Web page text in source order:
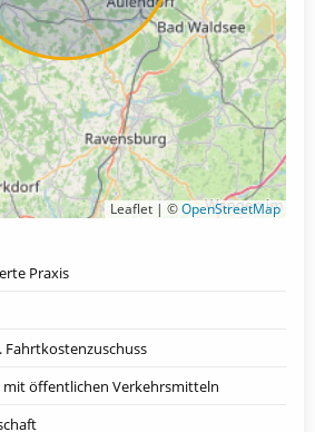
Leaflet | ©OpenStreetMap
Praxis
Fahrtkostenzuschuss
mit öffentlichen Verkehrsmitteln